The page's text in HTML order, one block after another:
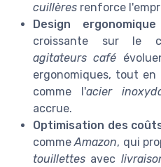
cuillères renforce
Design
croissante sur le
agitateurs café
ergonomiques, tout
comme l'acier
accrue.
Optimisation des
commeAmazon, qui
touillettes avec